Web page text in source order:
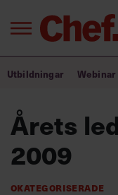
Bra
Utbildningar Webinar
Årets
2009
Okategoriserade